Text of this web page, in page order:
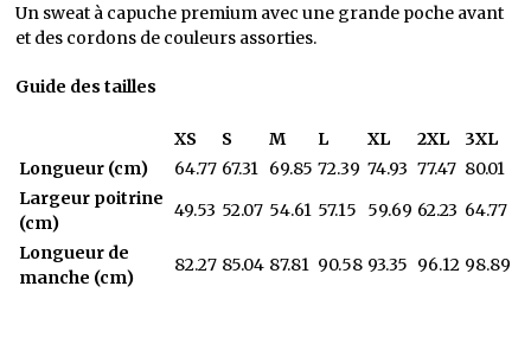
Un sweat à capuche premium avec une grande poche avant
et des cordons de couleurs assorties.
Guide des tailles
XS S M L XL 2XL
3XL
Longueur (cm)
64.77 67.31 69.85 72.39 74.93 77.47 80.01
Largeur poitrine
(cm)
49.53 52.07 54.61 57.15 59.69 62.23 64.77
Longueur de
manche (cm)
82.27 85.04 87.81 90.58 93.35 96.12 98.89